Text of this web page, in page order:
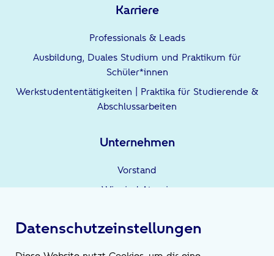
Datenschutzeinstellungen
Karriere
Professionals & Leads
Ausbildung, Duales Studium und Praktikum für
Schüler*innen
Werkstudententätigkeiten | Praktika für Studierende &
Abschlussarbeiten
Unternehmen
Vorstand
Wir sind Atruvia